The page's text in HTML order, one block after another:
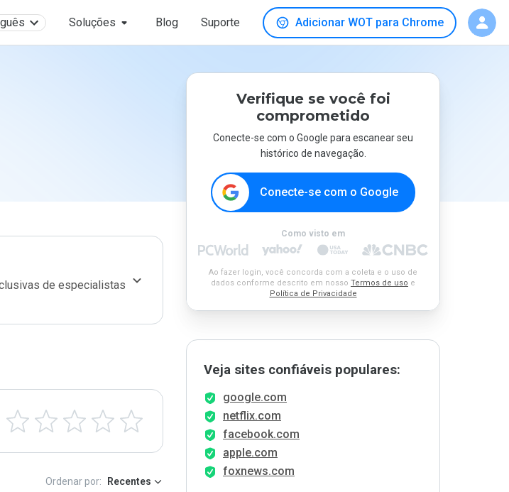
Soluções Blog Suporte Adicionar WOT para Chrome
de especialistas
Ordenar por: Recentes
Verifique se você foi
comprometido
Conecte-se com o Google para escanear seu
histórico de navegação.
Conecte-se com o Google
Como visto em
Ao fazer login, você concorda com a coleta e o uso de
dados conforme descrito em nosso Termos de uso e
Política de Privacidade
Veja sites confiáveis populares:
google.com
netflix.com
facebook.com
apple.com
foxnews.com